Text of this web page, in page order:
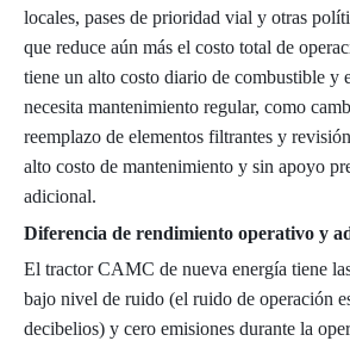
locales, pases de prioridad vial y otras
que reduce aún más el costo total de
tiene un alto costo diario de combustible y
necesita mantenimiento regular, como
reemplazo de elementos filtrantes y
alto costo de mantenimiento y sin apoyo
adicional.
Diferencia de rendimiento operativo y
El tractor CAMC de nueva energía tiene
bajo nivel de ruido (el ruido de operación
decibelios) y cero emisiones durante la